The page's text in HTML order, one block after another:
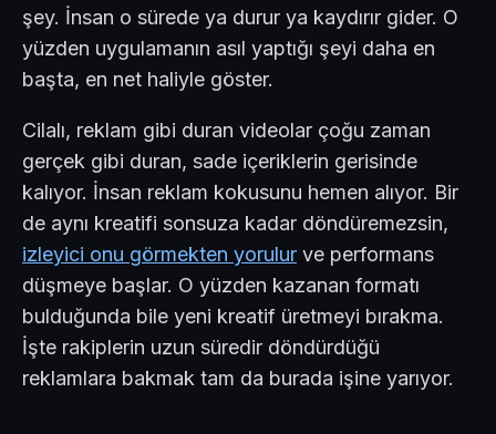
şey. İnsan o sürede ya durur ya kaydırır gider. O
yüzden uygulamanın asıl yaptığı şeyi daha en
başta, en net haliyle göster.
Cilalı, reklam gibi duran videolar çoğu zaman
gerçek gibi duran, sade içeriklerin gerisinde
kalıyor. İnsan reklam kokusunu hemen alıyor. Bir
de aynı kreatifi sonsuza kadar döndüremezsin,
izleyici onu görmekten yorulur ve performans
düşmeye başlar. O yüzden kazanan formatı
bulduğunda bile yeni kreatif üretmeyi bırakma.
İşte rakiplerin uzun süredir döndürdüğü
reklamlara bakmak tam da burada işine yarıyor.